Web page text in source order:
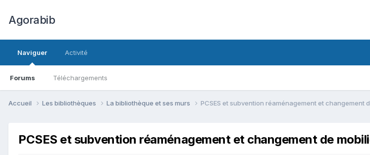
Agorabib
Naviguer
Forums Téléchargements
Activité
Accueil Les bibliothèques La bibliothèque et ses murs PCSES et subvention réaménagement et changement
PCSES et subvention réaménagement et changement de